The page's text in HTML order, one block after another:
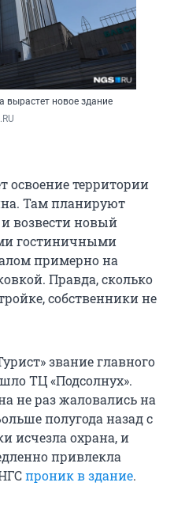
вырастет новое здание
освоение территории
Там планируют
возвести новый
гостиничными
примерно на
Правда, сколько
собственники не
звание главного
ТЦ «Подсолнух».
не раз жаловались на
полугода назад с
исчезла охрана, и
привлекла
проник в здание.